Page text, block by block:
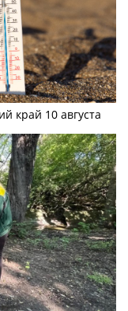
край 10 августа